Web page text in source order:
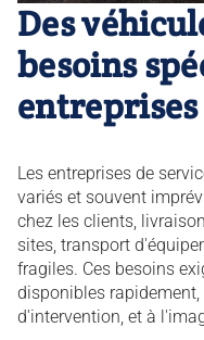
Des
besoins
entreprises
Les entreprises de
variés et souvent
chez les clients,
sites, transport
fragiles. Ces besoins
disponibles
d'intervention, et à